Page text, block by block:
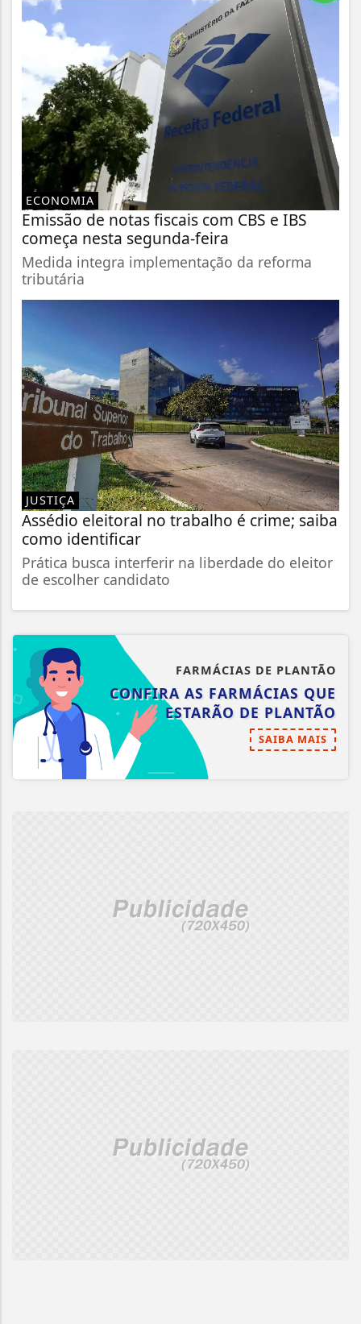
ECONOMIA
Emissão de notas fiscais com CBS e IBS
começa nesta segunda-feira
Medida integra implementação da reforma
tributária
JUSTIÇA
Assédio eleitoral no trabalho é crime; saiba
como identificar
Prática busca interferir na liberdade do eleitor
de escolher candidato
FARMÁCIAS DE PLANTÃO
CONFIRA AS FARMÁCIAS QUE
ESTARÃO DE PLANTÃO
SAIBA MAIS